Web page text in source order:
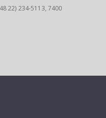
22) 234-5113, 7400